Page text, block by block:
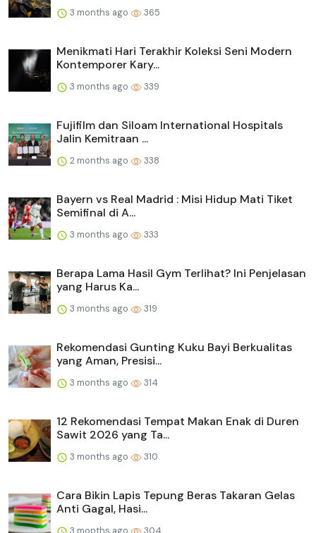
3 months ago 365
Menikmati Hari Terakhir Koleksi Seni Modern
Kontemporer Kary...
3 months ago 339
Fujifilm dan Siloam International Hospitals
Jalin Kemitraan ...
2 months ago 338
Bayern vs Real Madrid : Misi Hidup Mati Tiket
Semifinal di A...
3 months ago 333
Berapa Lama Hasil Gym Terlihat? Ini Penjelasan
yang Harus Ka...
3 months ago 319
Rekomendasi Gunting Kuku Bayi Berkualitas
yang Aman, Presisi...
3 months ago 314
12 Rekomendasi Tempat Makan Enak di Duren
Sawit 2026 yang Ta...
3 months ago 310
Cara Bikin Lapis Tepung Beras Takaran Gelas
Anti Gagal, Hasi...